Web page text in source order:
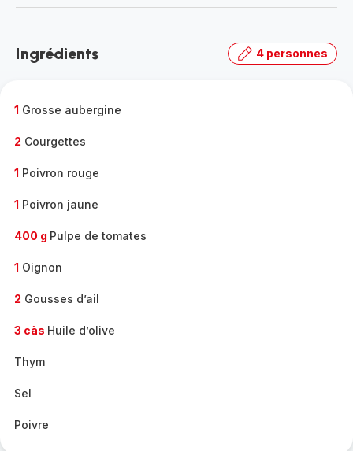
-
gamme
Ingrédients 4 personnes
1 Grosse aubergine
2 Courgettes
1 Poivron rouge
1 Poivron jaune
400 g Pulpe de tomates
1 Oignon
2 Gousses d’ail
3 càs Huile d’olive
Thym
Sel
Poivre